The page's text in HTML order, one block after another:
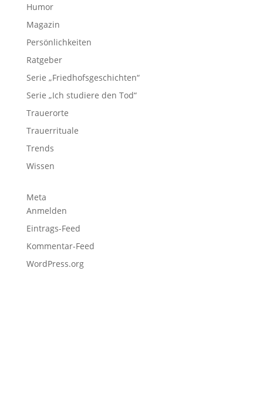
Humor
Magazin
Persönlichkeiten
Ratgeber
Serie „Friedhofsgeschichten“
Serie „Ich studiere den Tod“
Trauerorte
Trauerrituale
Trends
Wissen
Meta
Anmelden
Eintrags-Feed
Kommentar-Feed
WordPress.org